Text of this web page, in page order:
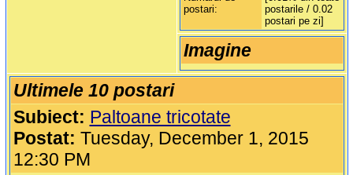
postari:
postarile / 0.02
postari pe zi]
Imagine
Ultimele 10 postari
Subiect: Paltoane tricotate
Postat: Tuesday, December 1, 2015
12:30 PM